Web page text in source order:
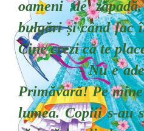
oameni de
bulgări și când fac
Cine crezi că te
- Nu e
Primăvară! Pe
lumea. Copiii s-au